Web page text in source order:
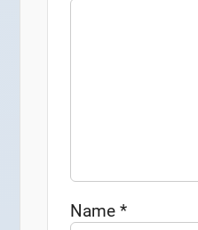
Name*